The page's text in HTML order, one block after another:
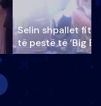
Selin shpallet
të pestë të ‘Big